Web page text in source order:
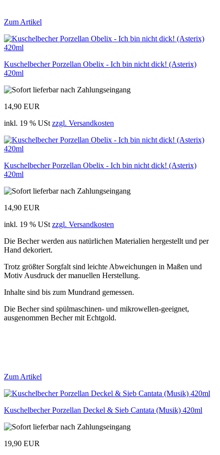
Zum Artikel
Kuschelbecher Porzellan Obelix - Ich bin nicht dick! (Asterix)
420ml
14,90 EUR
inkl. 19 % USt zzgl. Versandkosten
Kuschelbecher Porzellan Obelix - Ich bin nicht dick! (Asterix)
420ml
14,90 EUR
inkl. 19 % USt zzgl. Versandkosten
Die Becher werden aus natürlichen Materialien hergestellt und per
Hand dekoriert.
Trotz größter Sorgfalt sind leichte Abweichungen in Maßen und
Motiv Ausdruck der manuellen Herstellung.
Inhalte sind bis zum Mundrand gemessen.
Die Becher sind spülmaschinen- und mikrowellen-geeignet,
ausgenommen Becher mit Echtgold.
Zum Artikel
Kuschelbecher Porzellan Deckel & Sieb Cantata (Musik) 420ml
19,90 EUR